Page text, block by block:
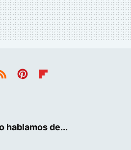
hablamos de...